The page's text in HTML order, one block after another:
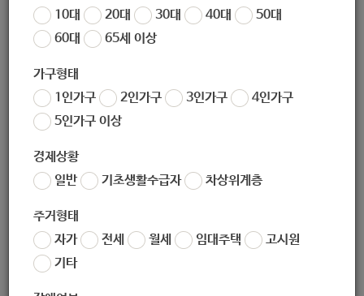
10대
20대 30대 40대
50대
60대
65세 이상
가구형태
1인가구
2인가구 3인가구
4인가구
5인가구 이상
경제상황
일반
기초생활수급자 차상위계층
주거형태
자가
전세 월세 임대주택
고시원
기타
우리구 꿈나무카드(아동급식 전자카드) 가맹점 현황을 붙임과
같이 안내드리니, 이용에 참고하시기 바랍니다.
붙임의 가맹점 외에도 서울시 내 모든
(바이더웨이), 이마트24, 미니스톱 편의점 및 본도시락
용 가능함을 안내드립니다.
좋아요0 싫어요